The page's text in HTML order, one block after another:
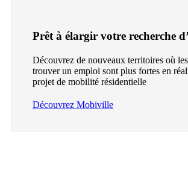
Prêt à élargir votre recherche
Découvrez de nouveaux territoires où
trouver un emploi sont plus fortes en
projet de mobilité résidentielle
Découvrez Mobiville